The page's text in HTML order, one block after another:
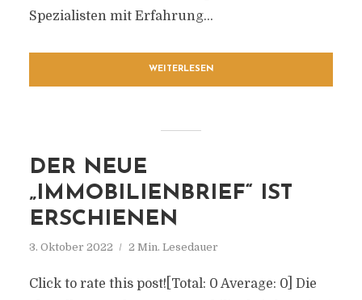
Spezialisten mit Erfahrung...
WEITERLESEN
DER NEUE
„IMMOBILIENBRIEF“ IST
ERSCHIENEN
3. Oktober 2022 2 Min. Lesedauer
Click to rate this post![Total: 0 Average: 0] Die